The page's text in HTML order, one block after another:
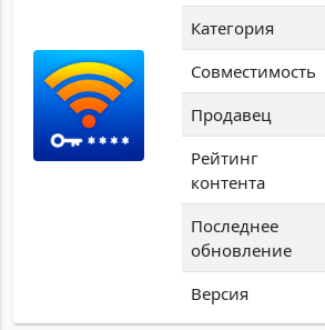
Категория
Совместимость
Продавец
Рейтинг
контента
Последнее
обновление
Версия